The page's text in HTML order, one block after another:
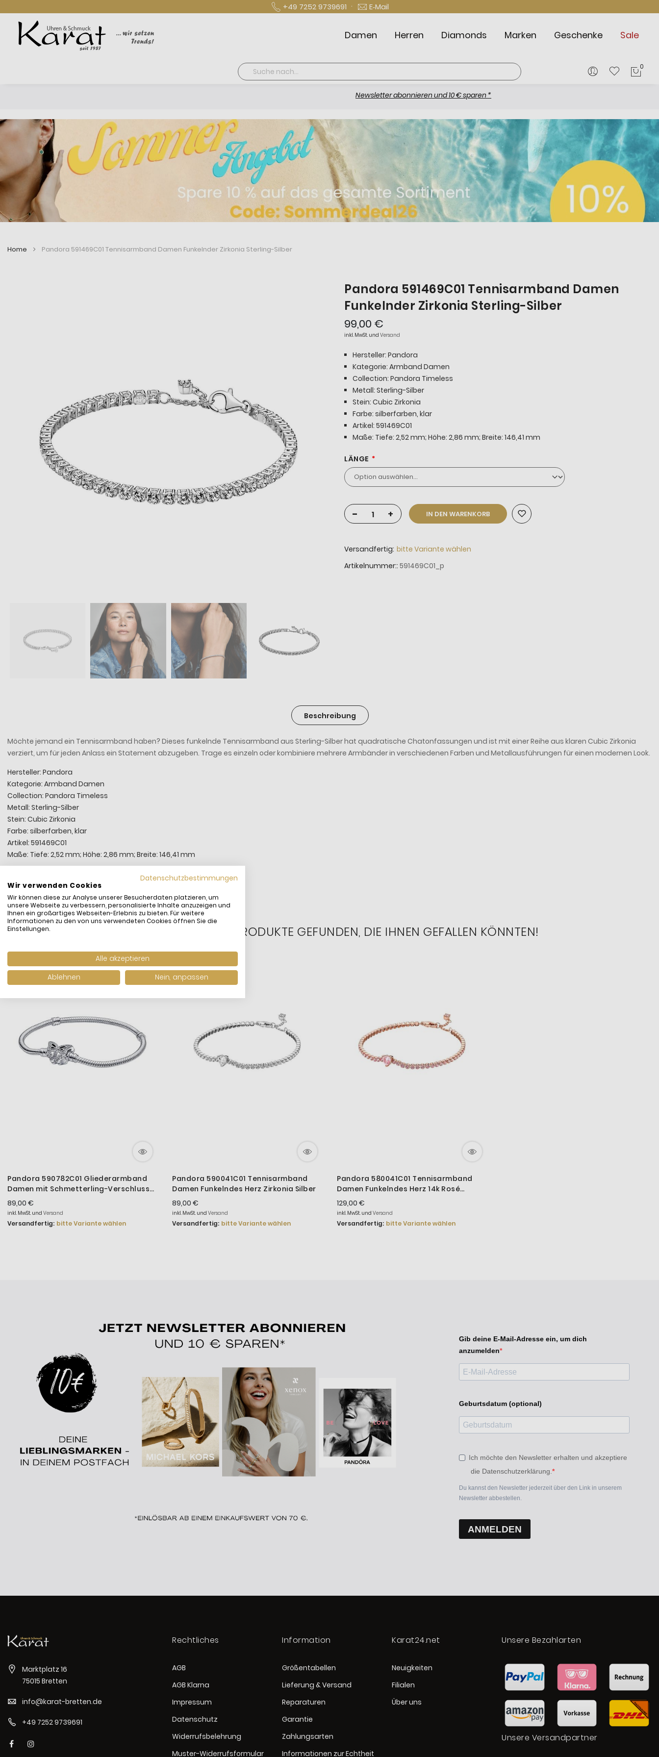
+49 7252 9739691 · E‑Mail
Damen Herren Diamonds Marken Geschenke Sale
Suche
0
Newsletter abonnieren und 10 € sparen *
Home Pandora 591469C01 Tennisarmband Damen Funkelnder Zirkonia Sterling-Silber
Pandora 591469C01 Tennisarmband Damen
Funkelnder Zirkonia Sterling-Silber
99,00 €
inkl. MwSt. und Versand
Hersteller: Pandora
Kategorie: Armband Damen
Collection: Pandora Timeless
Metall: Sterling-Silber
Stein: Cubic Zirkonia
Farbe: silberfarben, klar
Artikel: 591469C01
Maße: Tiefe: 2,52 mm; Höhe: 2,86 mm; Breite: 146,41 mm
LÄNGE
- + IN DEN WARENKORB
Versandfertig: bitte Variante wählen
Artikelnummer: 591469C01_p
Beschreibung
Möchte jemand ein Tennisarmband haben? Dieses funkelnde Tennisarmband aus Sterling-Silber hat quadratische Chatonfassungen und ist mit einer Reihe aus klaren Cubic Zirkonia
verziert, um für jeden Anlass ein Statement abzugeben. Trage es einzeln oder kombiniere mehrere Armbänder in verschiedenen Farben und Metallausführungen für einen modernen Look.
Hersteller: Pandora
Kategorie: Armband Damen
Collection: Pandora Timeless
Metall: Sterling-Silber
Stein: Cubic Zirkonia
Farbe: silberfarben, klar
Artikel: 591469C01
Maße: Tiefe: 2,52 mm; Höhe: 2,86 mm; Breite: 146,41 mm
WIR HABEN ANDERE PRODUKTE GEFUNDEN, DIE IHNEN GEFALLEN KÖNNTEN!
Pandora 590782C01 Gliederarmband
Damen mit Schmetterling-Verschluss
Silber
89,00 €
inkl. MwSt. und Versand
Versandfertig: bitte Variante wählen
Pandora 590041C01 Tennisarmband
Damen Funkelndes Herz Zirkonia Silber
89,00 €
inkl. MwSt. und Versand
Versandfertig: bitte Variante wählen
Pandora 580041C01 Tennisarmband
Damen Funkelndes Herz 14k Rosé
Vergoldet
129,00 €
inkl. MwSt. und Versand
Versandfertig: bitte Variante wählen
Gib deine E-Mail-Adresse ein, um dich
anzumelden
Geburtsdatum (optional)
Ich möchte den Newsletter erhalten und akzeptiere
die Datenschutzerklärung.
Du kannst den Newsletter jederzeit über den Link in unserem
Newsletter abbestellen.
ANMELDEN
Marktplatz 16
75015 Bretten
info@karat-bretten.de
+49 7252 9739691
Rechtliches
AGB
AGB Klarna
Impressum
Datenschutz
Widerrufsbelehrung
Muster-Widerrufsformular
Information
Größentabellen
Lieferung & Versand
Reparaturen
Garantie
Zahlungsarten
Informationen zur Echtheit
Karat24.net
Neuigkeiten
Filialen
Über uns
Unsere Bezahlarten
Unsere Versandpartner
Datenschutzbestimmungen
Wir verwenden Cookies
Wir können diese zur Analyse unserer Besucherdaten platzieren, um
unsere Webseite zu verbessern, personalisierte Inhalte anzuzeigen und
Ihnen ein großartiges Webseiten-Erlebnis zu bieten. Für weitere
Informationen zu den von uns verwendeten Cookies öffnen Sie die
Einstellungen.
Alle akzeptieren
Ablehnen
Nein, anpassen